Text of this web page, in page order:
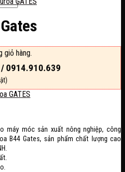
giỏ hàng.
0914.910.639
GATES
máy móc sản xuất nông nghiệp, công
B44 Gates, sản phẩm chất lượng cao